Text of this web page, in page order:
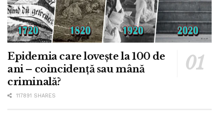
Epidemia care lovește la 100 de
ani – coincidență sau mână
criminală?
117891 SHARES